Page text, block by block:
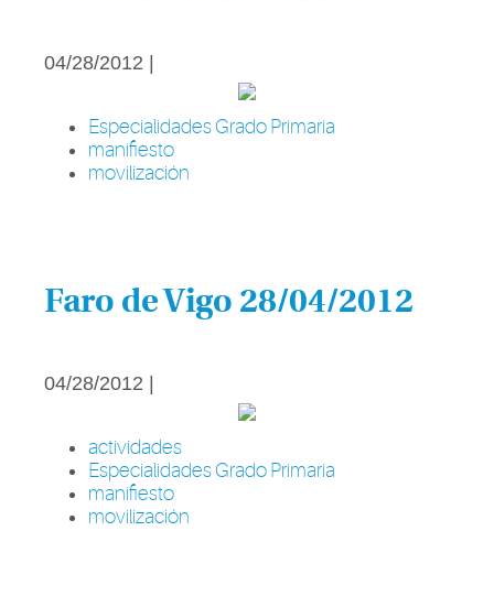
04/28/2012 |
Especialidades Grado Primaria
manifiesto
movilización
Faro de Vigo 28/04/2012
04/28/2012 |
actividades
Especialidades Grado Primaria
manifiesto
movilización